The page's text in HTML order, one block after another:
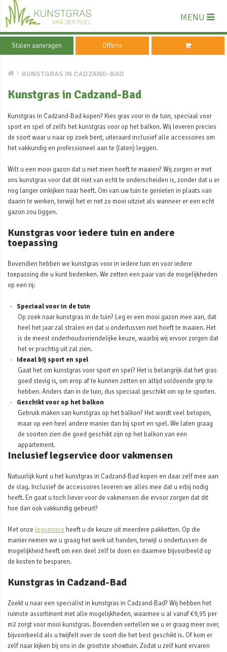
MENU
Stalen aanvragen Offerte
KUNSTGRAS IN CADZAND-BAD
Kunstgras in Cadzand-Bad
Kunstgras in Cadzand-Bad kopen? Kies gras voor in de tuin, speciaal voor
sport en spel of zelfs het kunstgras voor op het balkon. Wij leveren precies
de soort waar u naar op zoek bent, uiteraard inclusief alle accessoires om
het vakkundig en professioneel aan te (laten) leggen.
Wilt u een mooi gazon dat u niet meer hoeft te maaien? Wij zorgen er met
ons kunstgras voor dat dit niet van echt te onderscheiden is, zonder dat u er
nog langer omkijken naar heeft. Om van uw tuin te genieten in plaats van
daarin te werken, terwijl het er net zo mooi uitziet als wanneer er een echt
gazon zou liggen.
Kunstgras voor iedere tuin en andere
toepassing
Bovendien hebben we kunstgras voor in iedere tuin en voor iedere
toepassing die u kunt bedenken. We zetten een paar van de mogelijkheden
op een rij:
Speciaal voor in de tuin
Op zoek naar kunstgras in de tuin? Leg er een mooi gazon mee aan, dat
heel het jaar zal stralen en dat u ondertussen niet hoeft te maaien. Het
is de meest onderhoudsvriendelijke keuze, waarbij wij ervoor zorgen dat
het er prachtig uit zal zien.
Ideaal bij sport en spel
Gaat het om kunstgras voor sport en spel? Het is belangrijk dat het gras
goed stevig is, om erop af te kunnen zetten en altijd voldoende grip te
hebben. Anders dan in de tuin, dus speciaal geschikt om op te sporten.
Geschikt voor op het balkon
Gebruik maken van kunstgras op het balkon? Het wordt veel belopen,
maar op een heel andere manier dan bij sport en spel. We laten graag
de soorten zien die goed geschikt zijn op het balkon van een
appartement.
Inclusief legservice door vakmensen
Natuurlijk kunt u het kunstgras in Cadzand-Bad kopen en daar zelf mee aan
de slag. Inclusief de accessoires leveren we alles mee dat u erbij nodig
heeft. En gaat u toch liever voor de vakmensen die ervoor zorgen dat dit
hoe dan ook vakkundig gebeurt?
Met onze legservice heeft u de keuze uit meerdere pakketten. Op die
manier nemen we u graag het werk uit handen, terwijl u ondertussen de
mogelijkheid heeft om een deel zelf te doen en daarmee bijvoorbeeld op
de kosten te besparen.
Kunstgras in Cadzand-Bad
Zoekt u naar een specialist in kunstgras in Cadzand-Bad? Wij hebben het
ruimste assortiment met alle mogelijkheden, waarmee u al vanaf €9,95 per
m2 zorgt voor mooi kunstgras. Bovendien vertellen we u er graag meer over,
bijvoorbeeld als u twijfelt over de soort die het best geschikt is. Of kom er
zelf naar kijken bij ons in de grootste showtuin. Zodat u zelf kunt ervaren